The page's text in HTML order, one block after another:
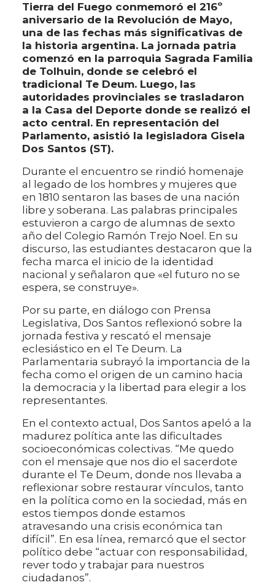
Tierra del Fuego conmemoró el 216º
aniversario de la Revolución de Mayo,
una de las fechas más significativas de
la historia argentina. La jornada patria
comenzó en la parroquia Sagrada Familia
de Tolhuin, donde se celebró el
tradicional Te Deum. Luego, las
autoridades provinciales se trasladaron
a la Casa del Deporte donde se realizó el
acto central. En representación del
Parlamento, asistió la legisladora Gisela
Dos Santos (ST).
Durante el encuentro se rindió homenaje
al legado de los hombres y mujeres que
en 1810 sentaron las bases de una nación
libre y soberana. Las palabras principales
estuvieron a cargo de alumnas de sexto
año del Colegio Ramón Trejo Noel. En su
discurso, las estudiantes destacaron que la
fecha marca el inicio de la identidad
nacional y señalaron que «el futuro no se
espera, se construye».
Por su parte, en diálogo con Prensa
Legislativa, Dos Santos reflexionó sobre la
jornada festiva y rescató el mensaje
eclesiástico en el Te Deum. La
Parlamentaria subrayó la importancia de la
fecha como el origen de un camino hacia
la democracia y la libertad para elegir a los
representantes.
En el contexto actual, Dos Santos apeló a la
madurez política ante las dificultades
socioeconómicas colectivas. “Me quedo
con el mensaje que nos dio el sacerdote
durante el Te Deum, donde nos llevaba a
reflexionar sobre restaurar vínculos, tanto
en la política como en la sociedad, más en
estos tiempos donde estamos
atravesando una crisis económica tan
difícil”. En esa línea, remarcó que el sector
político debe “actuar con responsabilidad,
rever todo y trabajar para nuestros
ciudadanos”.